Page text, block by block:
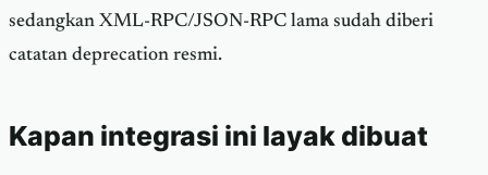
sedangkan XML-RPC/JSON-RPC lama sudah diberi
catatan deprecation resmi.
Kapan integrasi ini layak dibuat